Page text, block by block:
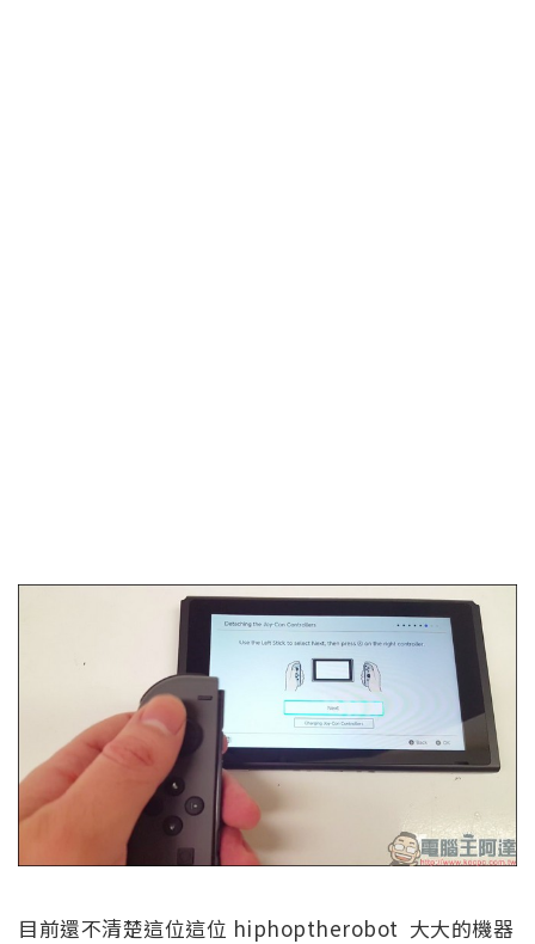
目前還不清楚這位這位 hiphoptherobot 大大的機器